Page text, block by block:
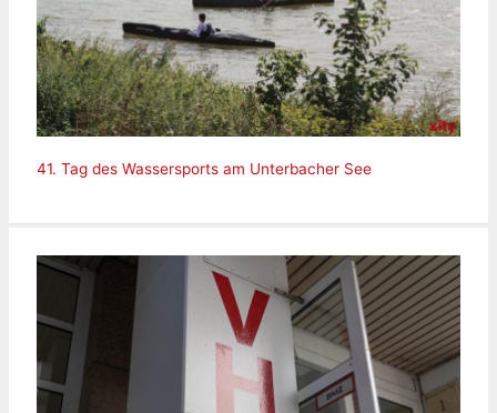
41. Tag des Wassersports am Unterbacher See